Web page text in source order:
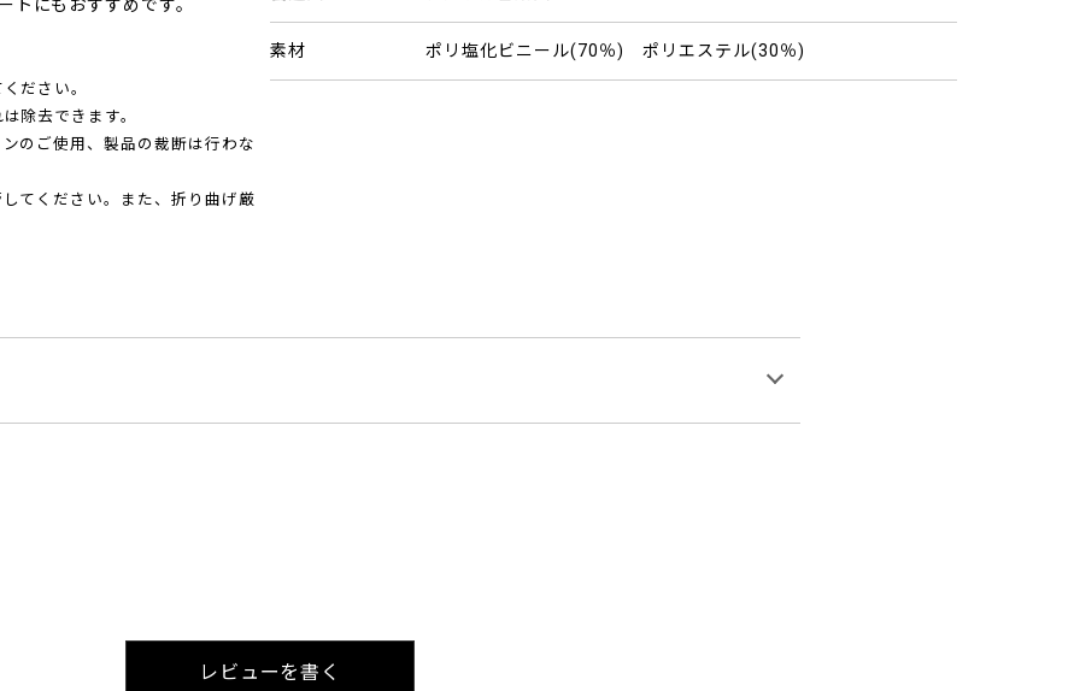
トにもおすすめです。
ださい。
除去できます。
のご使用、製品の裁断は行わな
てください。また、折り曲げ厳
素材 ポリ塩化ビニール(70％) ポリエステル(30％)
レビューを書く